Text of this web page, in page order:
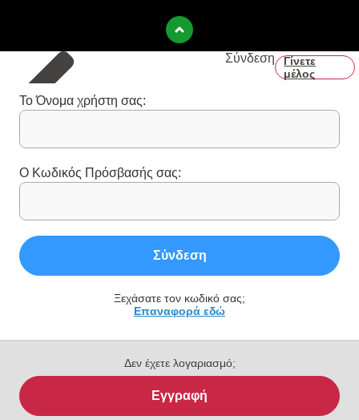
Σύνδεση
Γίνετε
μέλος
Το Όνομα χρήστη σας:
Ο Κωδικός Πρόσβασής σας:
Σύνδεση
Ξεχάσατε τον κωδικό σας;
Επαναφορά εδώ
Δεν έχετε λογαριασμό;
Εγγραφή